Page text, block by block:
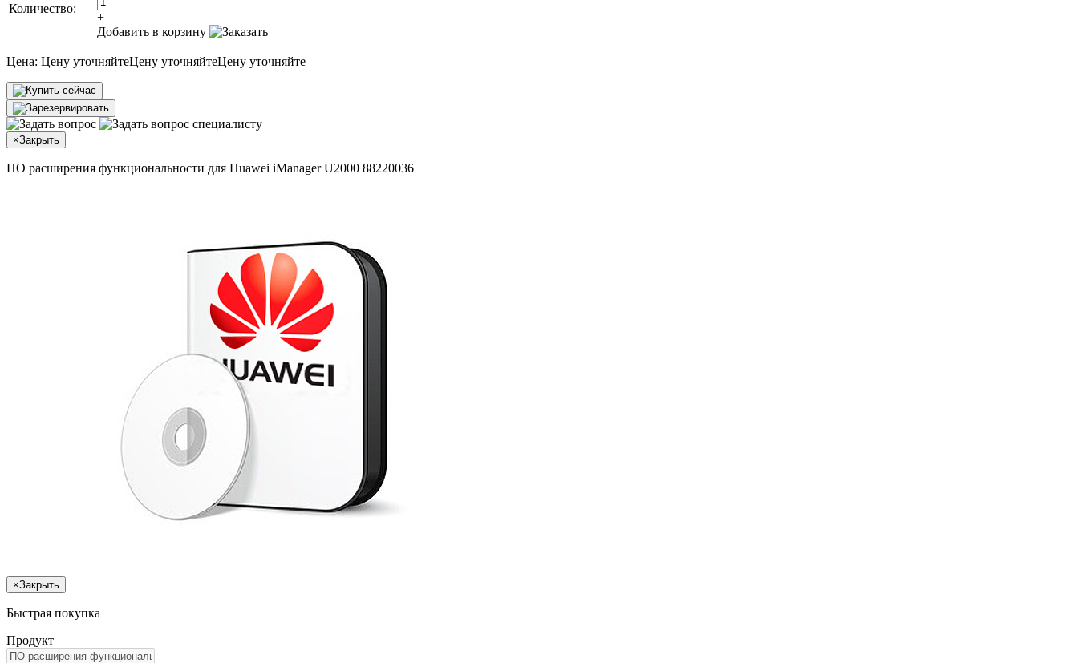
Количество:
+
Добавить в корзину
Цена: Цену уточняйтеЦену уточняйтеЦену уточняйте
×Закрыть
ПО расширения функциональности для Huawei iManager U2000 88220036
×Закрыть
Быстрая покупка
Продукт